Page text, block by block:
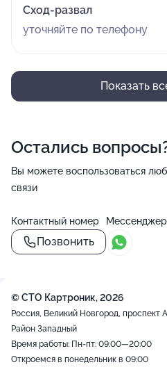
Сход-развал
уточняйте по телефону
Показать
Остались
Вы можете воспользоваться
связи
Контактный номер
Позвонить
© СТО Картроник, 2026
Россия, Великий Новгород, проспект
Район Западный
Время работы: Пн-пт: 09:00—20:00
Откроемся в понедельник в 09:00